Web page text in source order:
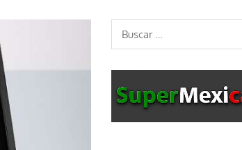
Buscar: